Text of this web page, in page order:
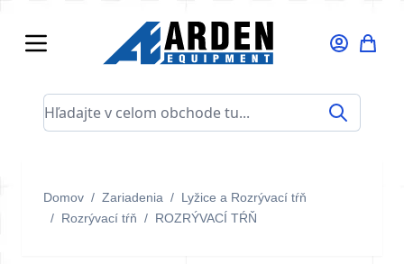
Hľadajte v celom obchode tu...
Domov / Zariadenia / Lyžice a Rozrývací tŕň
/ Rozrývací tŕň / ROZRÝVACÍ TŔŇ